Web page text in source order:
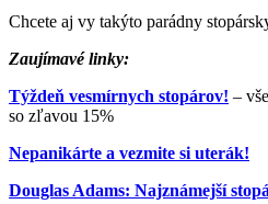
Chcete aj vy takýto parádny
Zaujímavé linky:
Týždeň vesmírnych stopárov! –
so zľavou 15%
Nepanikárte a vezmite si uterák!
Douglas Adams: Najznámejší